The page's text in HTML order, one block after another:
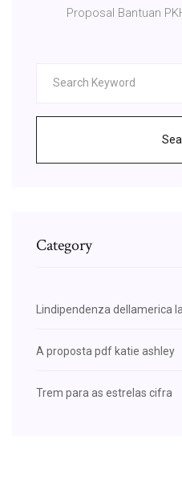
Proposal Bantuan
Category
Lindipendenza dellamerica
A proposta pdf katie ashley
Trem para as estrelas cifra